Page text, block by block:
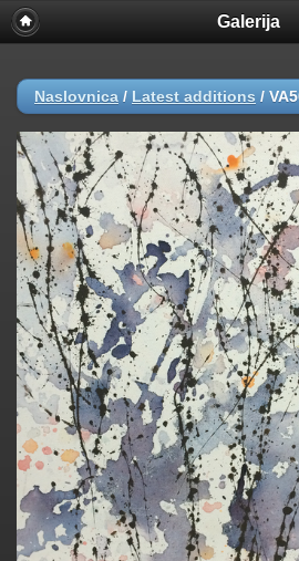
Galerija
Naslovnica / Latest additions /